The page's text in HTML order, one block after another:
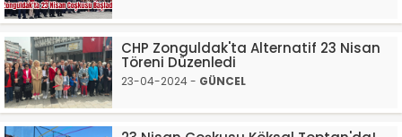
CHP Zonguldak'ta Alternatif 23 Nisan
Töreni Düzenledi
23-04-2024 - GÜNCEL